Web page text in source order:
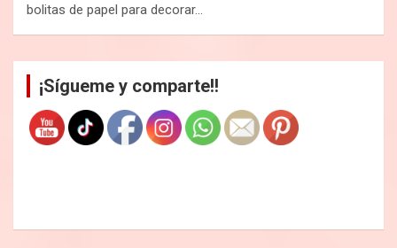
bolitas de papel para decorar…
¡Sígueme y comparte!!